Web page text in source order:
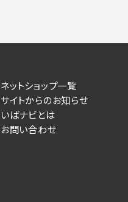
ネットショップ一覧
サイトからのお知らせ
いばナビとは
お問い合わせ